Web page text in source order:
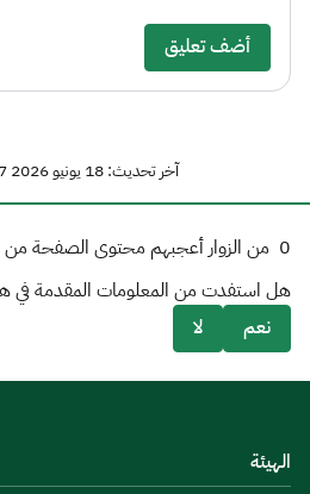
أضف تعليق
آخر تحديث: 18 يونيو 2026 01:17 م المملكة العربية السعودية
0 من الزوار أعجبهم محتوى الصفحة
هل استفدت من المعلومات المقدمة في
نعم
لا
الهيئة